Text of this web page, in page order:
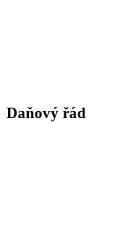
Daňový řád